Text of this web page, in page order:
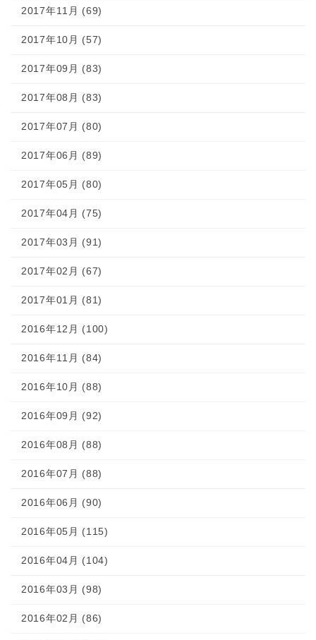
2017年11月 (69)
2017年10月 (57)
2017年09月 (83)
2017年08月 (83)
2017年07月 (80)
2017年06月 (89)
2017年05月 (80)
2017年04月 (75)
2017年03月 (91)
2017年02月 (67)
2017年01月 (81)
2016年12月 (100)
2016年11月 (84)
2016年10月 (88)
2016年09月 (92)
2016年08月 (88)
2016年07月 (88)
2016年06月 (90)
2016年05月 (115)
2016年04月 (104)
2016年03月 (98)
2016年02月 (86)